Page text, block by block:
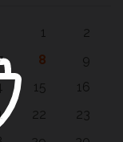
1
2
8
9
15
16
22
23